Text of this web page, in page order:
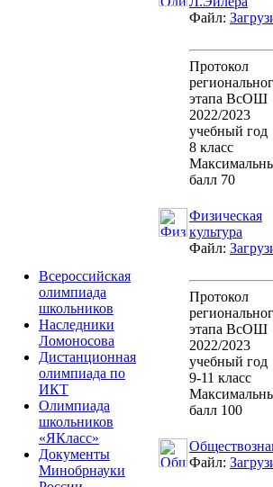
Всероссийская
олимпиада
школьников
Наследники
Ломоносова
Дистанционная
олимпиада по
ИКТ
Олимпиада
школьников
«ЯКласс»
Документы
Минобрнауки
Файл:
Протокол
этапа ВсОШ
2022/2023
учебный год
8 класс
балл 70
Физическая
культура
Файл:
Протокол
этапа ВсОШ
2022/2023
учебный год
9-11 класс
балл 100
Файл: